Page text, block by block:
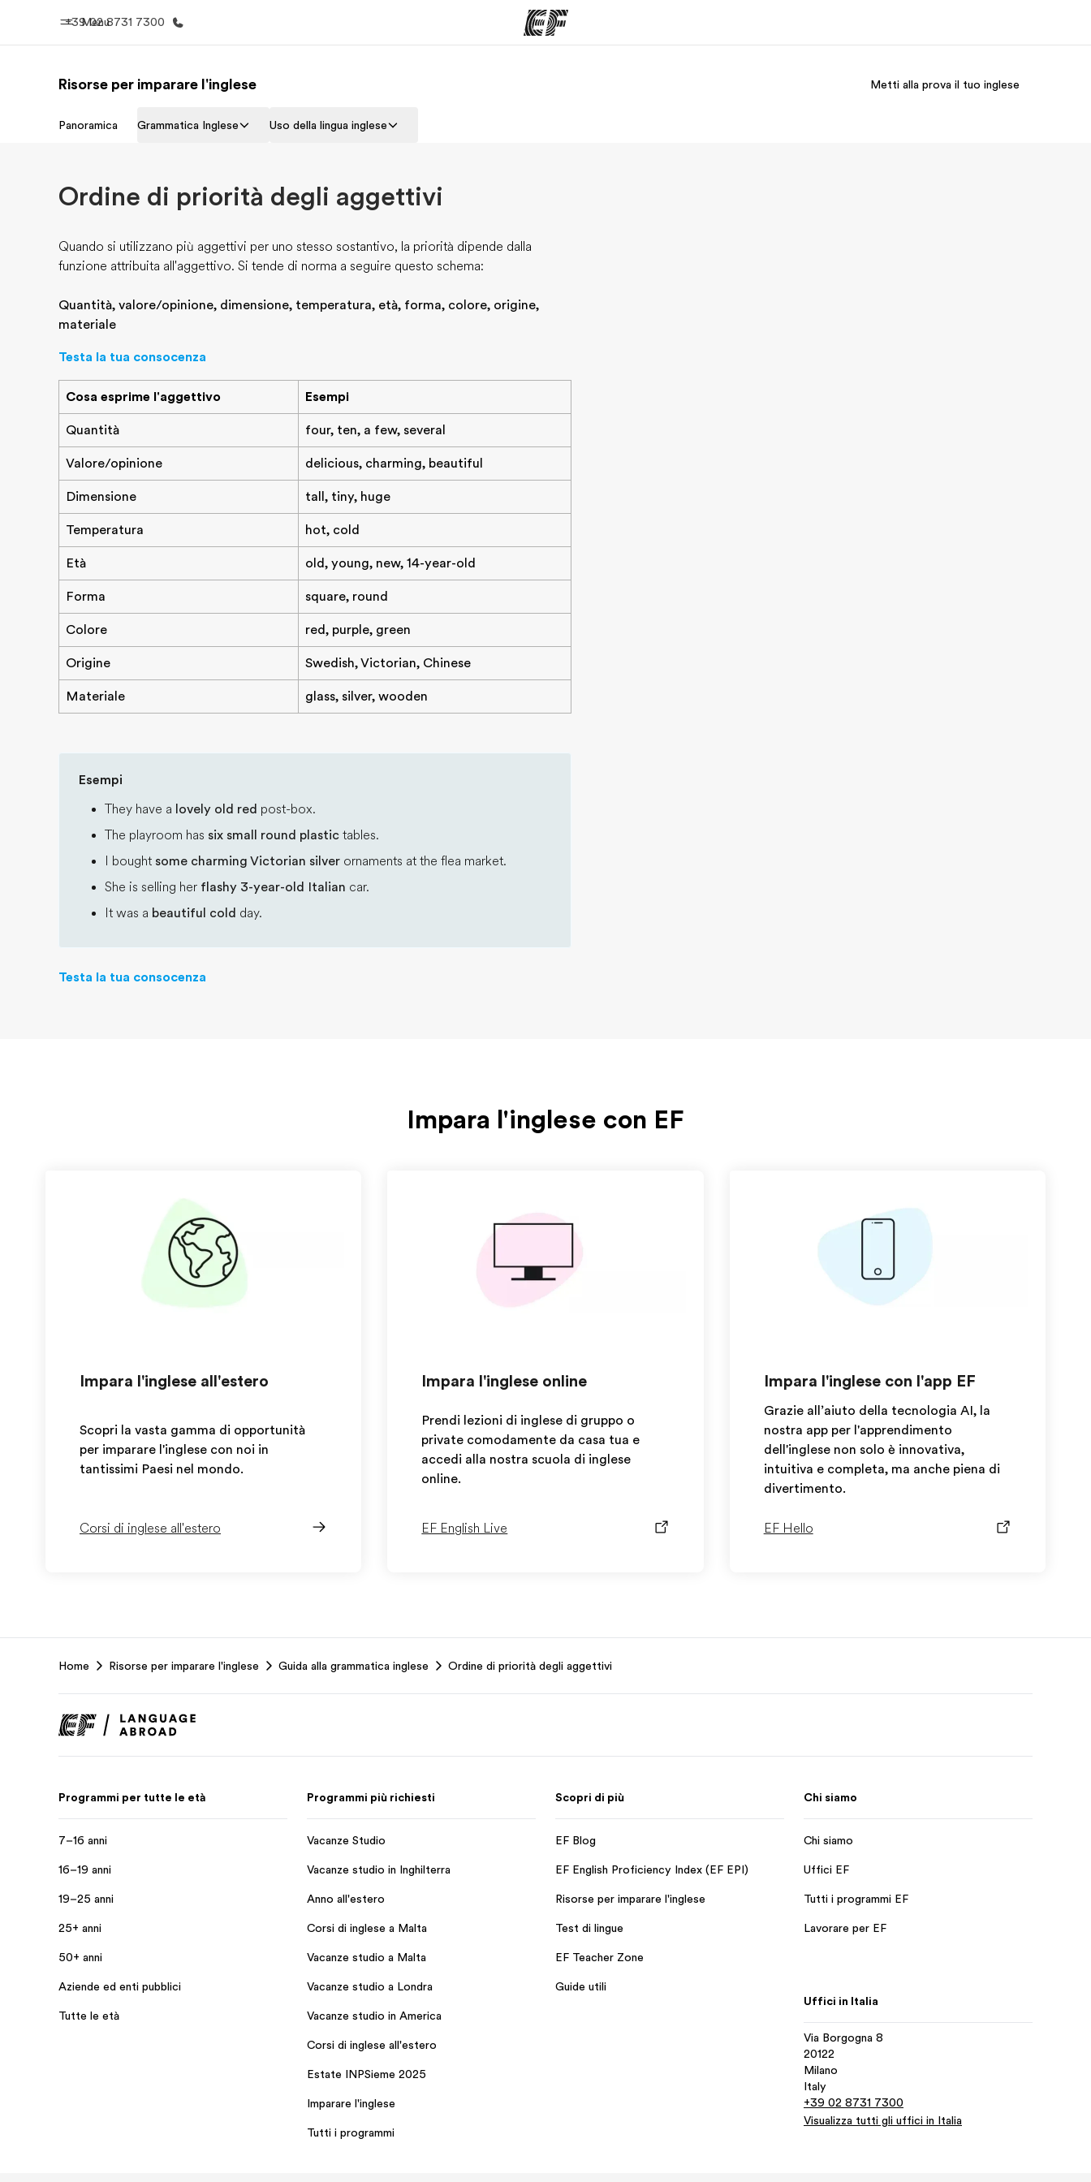
Menu
+39 02 8731 7300
Homepage Programmi
Risorse per imparare l'inglese Metti alla prova il tuo inglese
Panoramica Grammatica Inglese Uso della lingua inglese
Ordine di priorità degli aggettivi
Quando si utilizzano più aggettivi per uno stesso sostantivo, la priorità dipende dalla
funzione attribuita all'aggettivo. Si tende di norma a seguire questo schema:
Quantità, valore/opinione, dimensione, temperatura, età, forma, colore, origine,
materiale
Testa la tua consocenza
Cosa esprime l'aggettivo Esempi
Quantità four, ten, a few, several
Valore/opinione delicious, charming, beautiful
Dimensione tall, tiny, huge
Temperatura hot, cold
Età old, young, new, 14-year-old
Forma square, round
Colore red, purple, green
Origine Swedish, Victorian, Chinese
Materiale glass, silver, wooden
Esempi
They have a lovely old red post-box.
The playroom has six small round plastic tables.
I bought some charming Victorian silver ornaments at the flea market.
She is selling her flashy 3-year-old Italian car.
It was a beautiful cold day.
Testa la tua consocenza
Impara l'inglese con EF
Impara l'inglese all'estero
Scopri la vasta gamma di opportunità
per imparare l'inglese con noi in
tantissimi Paesi nel mondo.
Corsi di inglese all'estero
Impara l'inglese online
Prendi lezioni di inglese di gruppo o
private comodamente da casa tua e
accedi alla nostra scuola di inglese
online.
EF English Live
Impara l'inglese con l'app EF
Grazie all’aiuto della tecnologia AI, la
nostra app per l'apprendimento
dell'inglese non solo è innovativa,
intuitiva e completa, ma anche piena di
divertimento.
EF Hello
Home Risorse per imparare l'inglese Guida alla grammatica inglese Ordine di priorità degli aggettivi
Programmi per tutte le età
7–16 anni
16–19 anni
19–25 anni
25+ anni
50+ anni
Aziende ed enti pubblici
Tutte le età
Programmi più richiesti
Vacanze Studio
Vacanze studio in Inghilterra
Anno all'estero
Corsi di inglese a Malta
Vacanze studio a Malta
Vacanze studio a Londra
Vacanze studio in America
Corsi di inglese all'estero
Estate INPSieme 2025
Imparare l'inglese
Tutti i programmi
Scopri di più
EF Blog
EF English Proficiency Index (EF EPI)
Risorse per imparare l'inglese
Test di lingue
EF Teacher Zone
Guide utili
Chi siamo
Chi siamo
Uffici EF
Tutti i programmi EF
Lavorare per EF
Uffici in Italia
Via Borgogna 8
20122
Milano
Italy
+39 02 8731 7300
Visualizza tutti gli uffici in Italia